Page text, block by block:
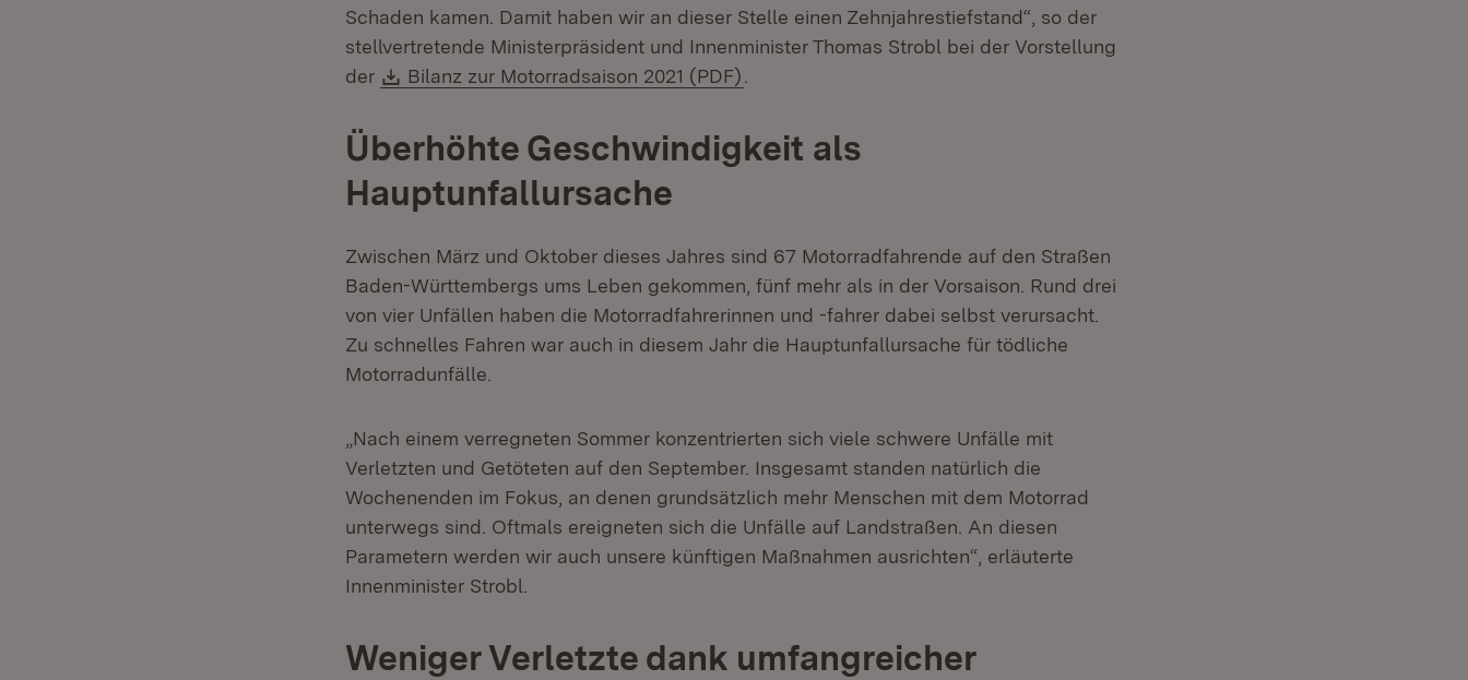
Schaden kamen. Damit haben wir an dieser Stelle einen Zehnjahrestiefstand“, so der
stellvertretende Ministerpräsident und Innenminister Thomas Strobl bei der Vorstellung
der
Download:
Bilanz zur Motorradsaison 2021 (PDF)
Überhöhte Geschwindigkeit als
Hauptunfallursache
Zwischen März und Oktober dieses Jahres sind 67 Motorradfahrende auf den Straßen
Baden-Württembergs ums Leben gekommen, fünf mehr als in der Vorsaison. Rund drei
von vier Unfällen haben die Motorradfahrerinnen und -fahrer dabei selbst verursacht.
Zu schnelles Fahren war auch in diesem Jahr die Hauptunfallursache für tödliche
Motorradunfälle.
„Nach einem verregneten Sommer konzentrierten sich viele schwere Unfälle mit
Verletzten und Getöteten auf den September. Insgesamt standen natürlich die
Wochenenden im Fokus, an denen grundsätzlich mehr Menschen mit dem Motorrad
unterwegs sind. Oftmals ereigneten sich die Unfälle auf Landstraßen. An diesen
Parametern werden wir auch unsere künftigen Maßnahmen ausrichten“, erläuterte
Innenminister Strobl.
Weniger Verletzte dank umfangreicher